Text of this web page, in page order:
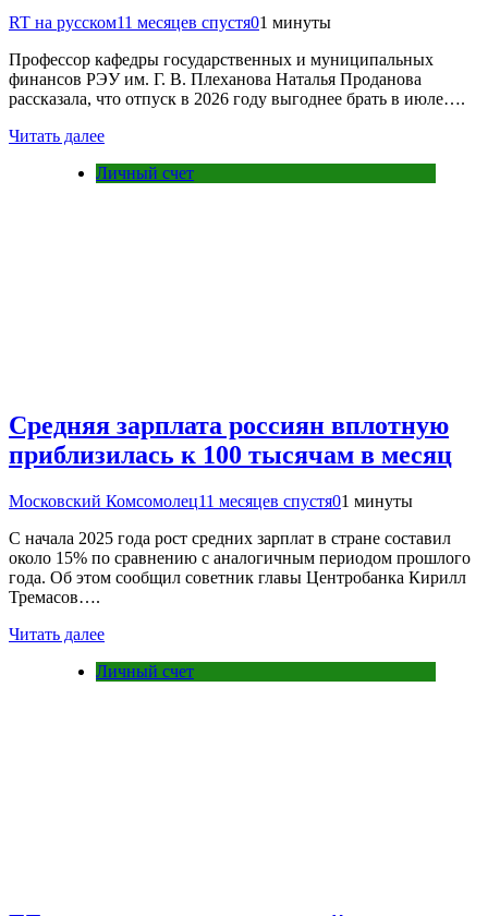
RT на русском11 месяцев спустя01 минуты
Профессор кафедры государственных и муниципальных
финансов РЭУ им. Г. В. Плеханова Наталья Проданова
рассказала, что отпуск в 2026 году выгоднее брать в июле….
Читать далее
Личный счет
Средняя зарплата россиян вплотную
приблизилась к 100 тысячам в месяц
Московский Комсомолец11 месяцев спустя01 минуты
С начала 2025 года рост средних зарплат в стране составил
около 15% по сравнению с аналогичным периодом прошлого
года. Об этом сообщил советник главы Центробанка Кирилл
Тремасов….
Читать далее
Личный счет